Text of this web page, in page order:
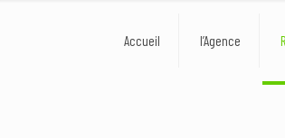
Accueil l’Agence